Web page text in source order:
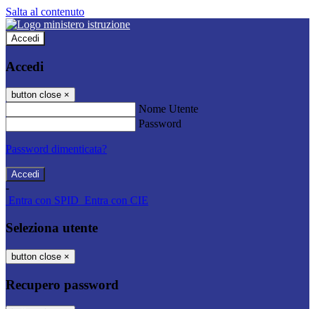
Salta al contenuto
Accedi
Accedi
button close ×
Nome Utente
Password
Password dimenticata?
-
Entra con SPID Entra con CIE
Seleziona utente
button close ×
Recupero password